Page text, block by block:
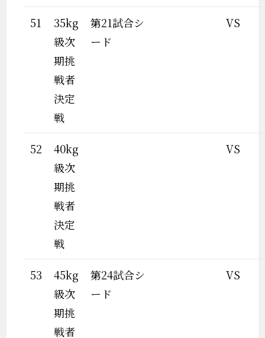
51
35kg
級次
期挑
戦者
決定
戦
第21試合シ
ード
VS
52
40kg
級次
期挑
戦者
決定
戦
VS
53
45kg
級次
期挑
戦者
第24試合シ
ード
VS